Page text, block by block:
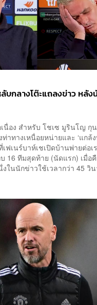
บกลางโต๊ะแถลงข่าว หลัง
นื่อง สำหรับ โชเซ มูรินโญ กุ
าทางเหนื่อยหน่ายและ ‘แกล้
ฟเนร์บาห์เชเปิดบ้านพ่ายต่อเ
16 ทีมสุดท้าย (นัดแรก) เมื่อ
ในนักข่าวใช้เวลากว่า 45 วิ